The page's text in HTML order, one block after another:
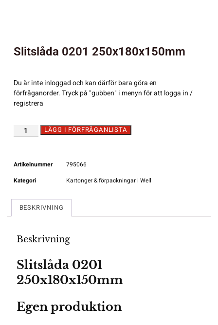
Slitslåda 0201 250x180x150mm
Du är inte inloggad och kan därför bara göra en
förfråganorder. Tryck på "gubben" i menyn för att logga in /
registrera
LÄGG I FÖRFRÅGANLISTA
Artikelnummer
795066
Kategori
Kartonger & förpackningar i Well
BESKRIVNING
Beskrivning
Slitslåda 0201
250x180x150mm
Egen produktion